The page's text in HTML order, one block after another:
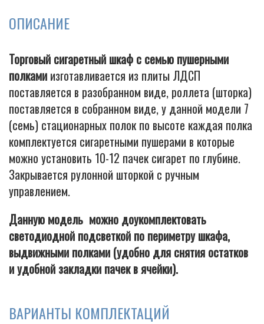
ОПИСАНИЕ
Торговый сигаретный шкаф с семью пушерными
полками изготавливается из плиты ЛДСП
поставляется в разобранном виде, роллета (шторка)
поставляется в собранном виде, у данной модели 7
(семь) стационарных полок по высоте каждая полка
комплектуется сигаретными пушерами в которые
можно установить 10-12 пачек сигарет по глубине.
Закрывается рулонной шторкой с ручным
управлением.
Данную модель можно доукомплектовать
светодиодной подсветкой по периметру шкафа,
выдвижными полками (удобно для снятия остатков
и удобной закладки пачек в ячейки).
ВАРИАНТЫ КОМПЛЕКТАЦИЙ